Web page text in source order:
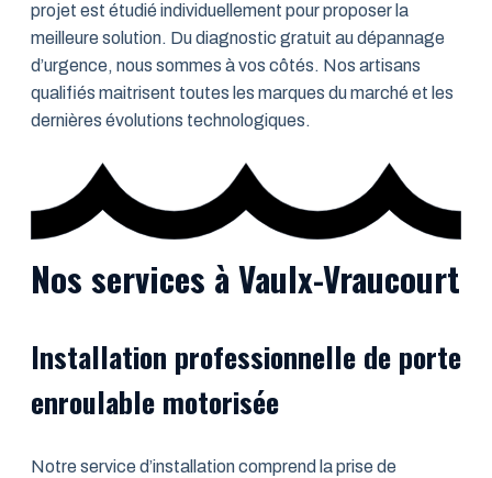
projet est étudié individuellement pour proposer la
meilleure solution. Du diagnostic gratuit au dépannage
d’urgence, nous sommes à vos côtés. Nos artisans
qualifiés maitrisent toutes les marques du marché et les
dernières évolutions technologiques.
Nos services à Vaulx-Vraucourt
Installation professionnelle de porte
enroulable motorisée
Notre service d’installation comprend la prise de